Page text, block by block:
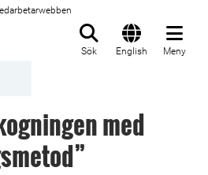
Sök English Meny
med